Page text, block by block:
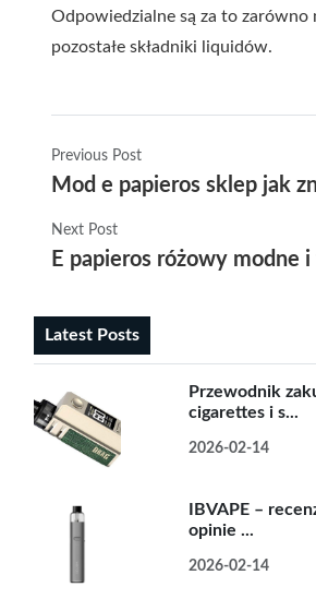
Odpowiedzialne są za to zarówno
pozostałe składniki liquidów.
Previous Post
Mod e papieros sklep jak
Next Post
E papieros różowy modne
Latest Posts
Przewodnik
cigarettes i s...
2026-02-14
IBVAPE –
opinie ...
2026-02-14